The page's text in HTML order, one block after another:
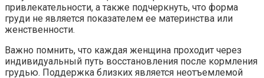
привлекательности, а также подчеркнуть, что форма
груди не является показателем ее материнства или
женственности.
Важно помнить, что каждая женщина проходит через
индивидуальный путь восстановления после кормления
грудью. Поддержка близких является неотъемлемой